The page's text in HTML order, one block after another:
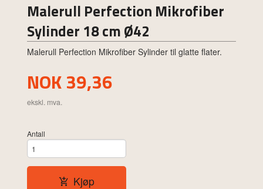
Malerull Perfection Mikrofiber
Sylinder 18 cm Ø42
Malerull Perfection Mikrofiber Sylinder til glatte flater.
Pris
NOK39,36
ekskl. mva.
Antall
Kjøp